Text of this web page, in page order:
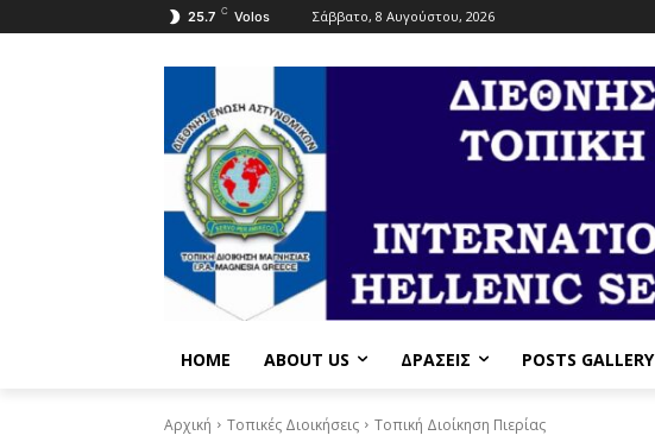
25.7 C Volos Σάββατο, 8 Αυγούστου, 2026
HOME ABOUT US ΔΡΆΣΕΙΣ POSTS GALLERY
Αρχική Τοπικές Διοικήσεις Τοπική Διοίκηση Πιερίας